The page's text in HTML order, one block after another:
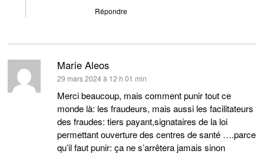
Répondre
Marie Aleos
dit :
29 mars 2024 à 12 h 01 min
Merci beaucoup, mais comment punir tout ce
monde là: les fraudeurs, mais aussi les facilitateurs
des fraudes: tiers payant,signataires de la loi
permettant ouverture des centres de santé ….parce
qu’il faut punir: ça ne s’arrêtera jamais sinon